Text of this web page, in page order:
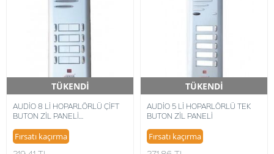
TÜKENDİ
Hızlı Teslimat
AUDİO 8 Lİ HOPARLÖRLÜ ÇİFT
BUTON ZİL PANELİ
Fırsatı kaçırma
TÜKENDİ
Hızlı Teslimat
AUDİO 5 Lİ HOPARLÖRLÜ TEK
BUTON ZİL PANELİ
Fırsatı kaçırma